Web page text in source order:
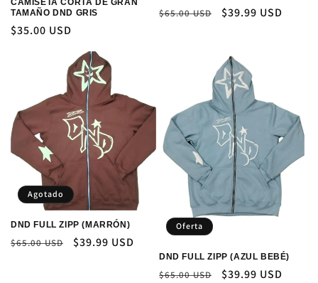
CAMISETA CORTA DE GRAN
TAMAÑO DND GRIS
Precio
$35.00 USD
Precio
$65.00 USD
Precio
$39.99 USD
Agotado
DND FULL ZIPP (MARRÓN)
Precio
$65.00 USD
Precio
$39.99 USD
Oferta
DND FULL ZIPP (AZUL BEBÉ)
Precio
$65.00 USD
Precio
$39.99 USD